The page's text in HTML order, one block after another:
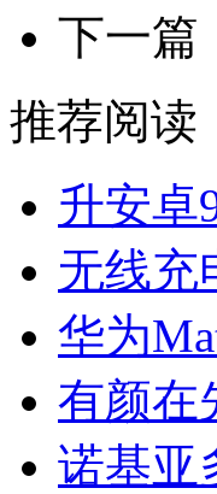
下一篇
推荐阅读
升安卓
无线充
华为
有颜在
诺基亚